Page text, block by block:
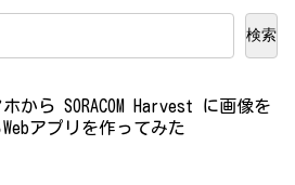
検索
から SORACOM Harvest に画像を
アプリを作ってみた